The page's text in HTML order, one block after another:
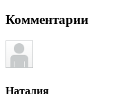
Комментарии
Наталия